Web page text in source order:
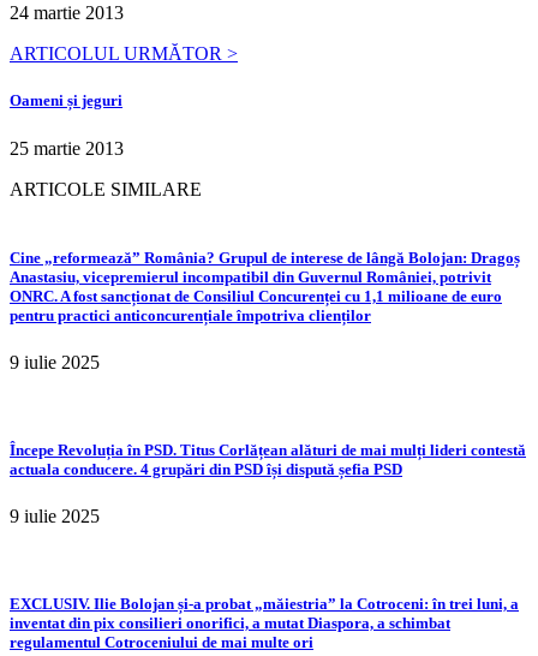
24 martie 2013
ARTICOLUL URMĂTOR >
Oameni și jeguri
25 martie 2013
ARTICOLE SIMILARE
Cine „reformează” România? Grupul de interese de lângă Bolojan: Dragoș
Anastasiu, vicepremierul incompatibil din Guvernul României, potrivit
ONRC. A fost sancționat de Consiliul Concurenței cu 1,1 milioane de euro
pentru practici anticoncurențiale împotriva clienților
9 iulie 2025
Începe Revoluția în PSD. Titus Corlățean alături de mai mulți lideri contestă
actuala conducere. 4 grupări din PSD își dispută șefia PSD
9 iulie 2025
EXCLUSIV. Ilie Bolojan și-a probat „măiestria” la Cotroceni: în trei luni, a
inventat din pix consilieri onorifici, a mutat Diaspora, a schimbat
regulamentul Cotroceniului de mai multe ori